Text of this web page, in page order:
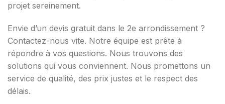
projet sereinement.
Envie d’un devis gratuit dans le 2e arrondissement ?
Contactez-nous vite. Notre équipe est prête à
répondre à vos questions. Nous trouvons des
solutions qui vous conviennent. Nous promettons un
service de qualité, des prix justes et le respect des
délais.